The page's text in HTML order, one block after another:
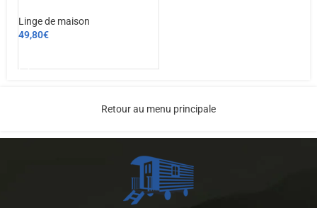
Linge de maison
49,80€
Retour au menu principale